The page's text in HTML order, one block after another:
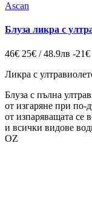
Ascan
Блуза ликра с
46€ 25€ / 48.9лв -21€
Ликра с
Блуза с пълна
от изгаряне при
от изпаряващата се
и всички видове
OZ